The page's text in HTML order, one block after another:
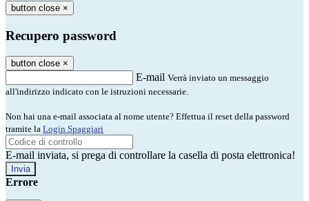
button close ×
Recupero password
button close ×
E-mail Verrà inviato un messaggio
all'indirizzo indicato con le istruzioni necessarie.
Non hai una e-mail associata al nome utente? Effettua il reset della password
tramite la Login Spaggiari
E-mail inviata, si prega di controllare la casella di posta elettronica!
Errore